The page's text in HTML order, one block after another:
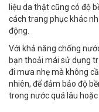
liệu da thật cũng có độ
cách trang phục khác
động.
Với khả năng chống
bạn thoải mái sử dụng
đi mưa nhẹ mà không
nhiên, để đảm bảo độ
trong nước quá lâu hoặc